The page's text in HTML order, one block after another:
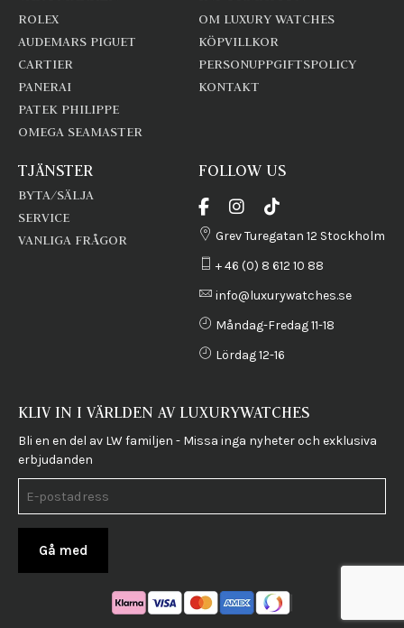
ROLEX
AUDEMARS PIGUET
CARTIER
PANERAI
PATEK PHILIPPE
OMEGA SEAMASTER
OM LUXURY WATCHES
KÖPVILLKOR
PERSONUPPGIFTSPOLICY
KONTAKT
TJÄNSTER
BYTA/SÄLJA
SERVICE
VANLIGA FRÅGOR
FOLLOW US
Grev Turegatan 12 Stockholm
+ 46 (0) 8 612 10 88
info@luxurywatches.se
Måndag-Fredag 11-18
Lördag 12-16
KLIV IN I VÄRLDEN AV LUXURYWATCHES
Bli en en del av LW familjen - Missa inga nyheter och exklusiva
erbjudanden
Gå med